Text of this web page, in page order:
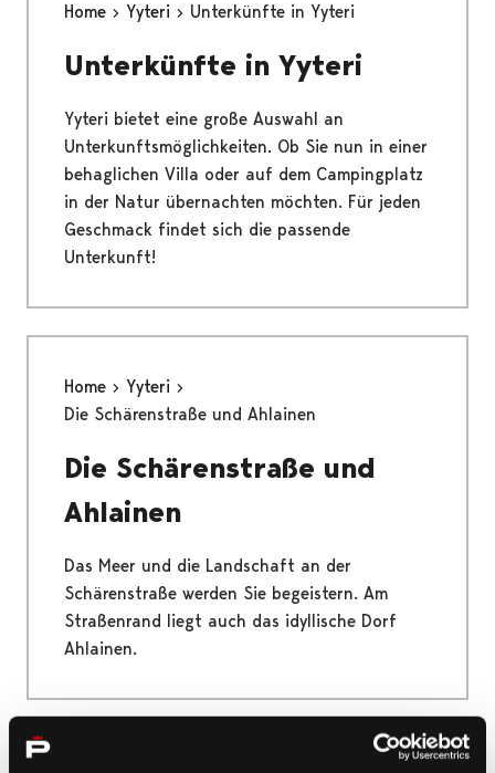
Home Yyteri Unterkünfte in Yyteri
Unterkünfte in Yyteri
Yyteri bietet eine große Auswahl an
Unterkunftsmöglichkeiten. Ob Sie nun in einer
behaglichen Villa oder auf dem Campingplatz
in der Natur übernachten möchten. Für jeden
Geschmack findet sich die passende
Unterkunft!
Home
Yyteri
Die Schärenstraße und Ahlainen
Die Schärenstraße und
Ahlainen
Das Meer und die Landschaft an der
Schärenstraße werden Sie begeistern. Am
Straßenrand liegt auch das idyllische Dorf
Ahlainen.